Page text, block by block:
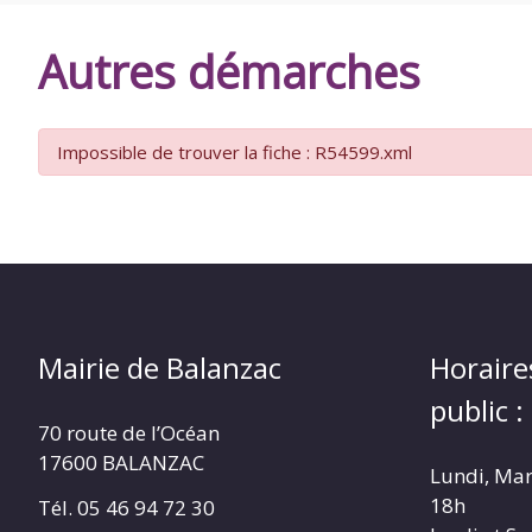
Autres démarches
Impossible de trouver la fiche : R54599.xml
Mairie de Balanzac
70 route de l’Océan
17600 BALANZAC
Tél. 05 46 94 72 30
public :
Lundi,
18h